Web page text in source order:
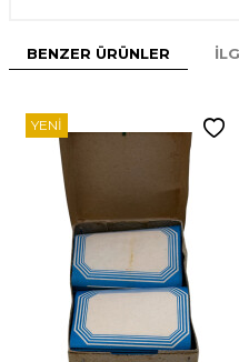
BENZER ÜRÜNLER
YENI